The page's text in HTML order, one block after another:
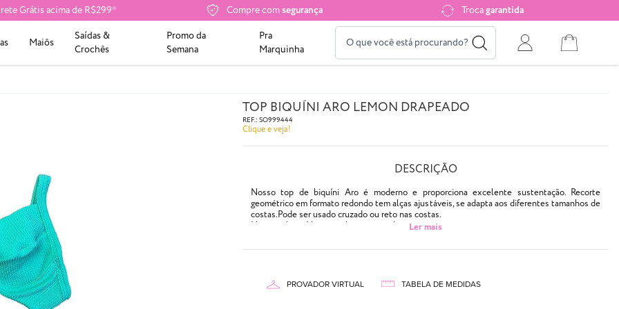
Grátis acima de R$299* Compre comsegurança Trocagarantida
Maiôs
Saídas &
Crochês
Promo da
Semana
Pra
Marquinha
TOP BIQUÍNI ARO LEMON DRAPEADO
REF.: SO999444
Clique e veja!
DESCRIÇÃO
Nosso top de biquíni Aro é moderno e proporciona excelente sustentação. Recorte
geométrico em formato redondo tem alças ajustáveis, se adapta aos diferentes tamanhos de
costas.Pode ser usado cruzado ou reto nas costas.
Não tem bojo. Não tem abertura para bojo.
- Possui aro
- Composição:
87% Poliamida
PROVADOR VIRTUAL TABELA DE MEDIDAS